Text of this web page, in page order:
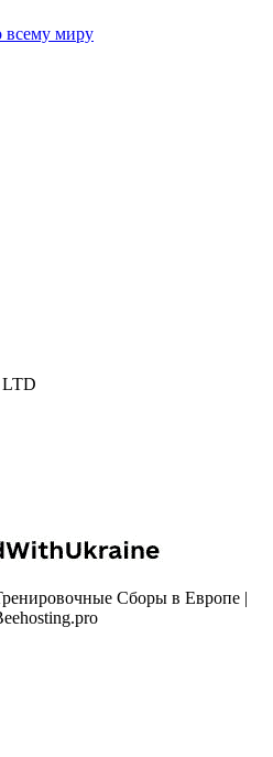
всему миру
Сборы в Европе |